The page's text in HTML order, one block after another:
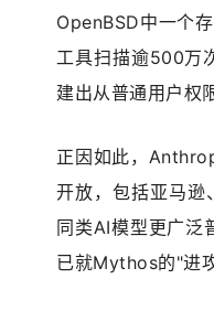
OpenBSD中一个
工具扫描逾500万
建出从普通用户权
正因如此，
开放，包括亚马逊
同类AI模型更广泛
已就Mythos的"进